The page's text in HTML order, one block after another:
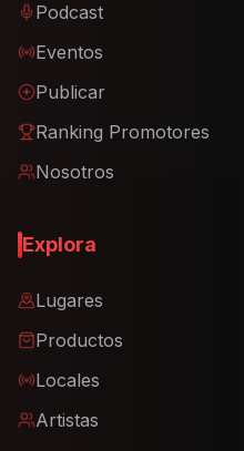
Podcast
Eventos
Publicar
Ranking Promotores
Nosotros
Explora
Lugares
Productos
Locales
Artistas